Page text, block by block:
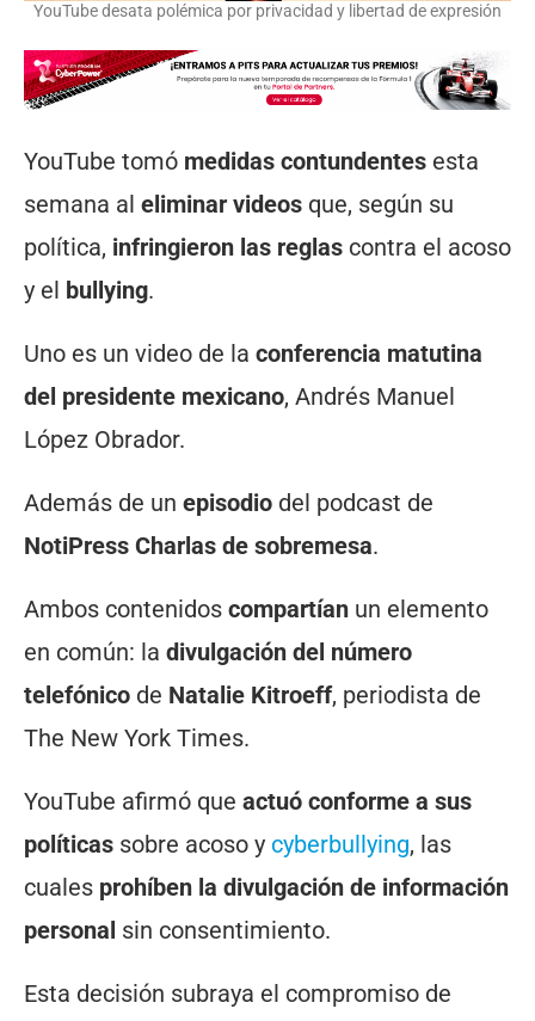
YouTube desata polémica por privacidad y libertad de expresión
YouTube tomó medidas contundentes esta
semana al eliminar videos que, según su
política, infringieron las reglas contra el acoso
y el bullying.
Uno es un video de la conferencia matutina
del presidente mexicano, Andrés Manuel
López Obrador.
Además de un episodio del podcast de
NotiPress Charlas de sobremesa.
Ambos contenidos compartían un elemento
en común: la divulgación del número
telefónico de Natalie Kitroeff, periodista de
The New York Times.
YouTube afirmó que actuó conforme a sus
políticas sobre acoso y cyberbullying, las
cuales prohíben la divulgación de información
personal sin consentimiento.
Esta decisión subraya el compromiso de